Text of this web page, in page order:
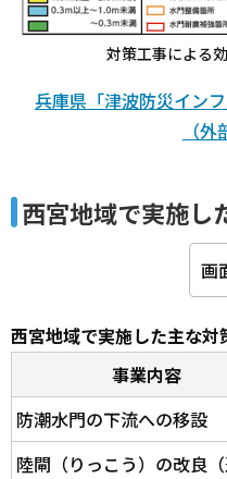
対策工事による
兵庫県「津波防災イン
（
西宮地域で実施し
画
西宮地域で実施した主な対
事業内容
防潮水門の下流への移設
陸閘（りっこう）の改良